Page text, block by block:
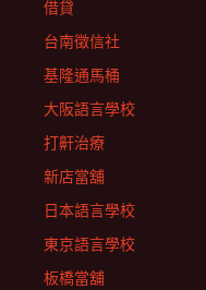
借貸
台南徵信社
基隆通馬桶
大阪語言學校
打鼾治療
新店當舖
日本語言學校
東京語言學校
板橋當舖